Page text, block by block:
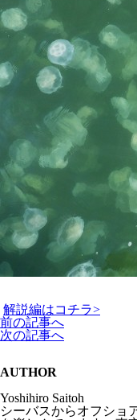
解説編はコチラ>
前の記事へ
次の記事へ
AUTHOR
Yoshihiro Saitoh
シーバスからオフショ